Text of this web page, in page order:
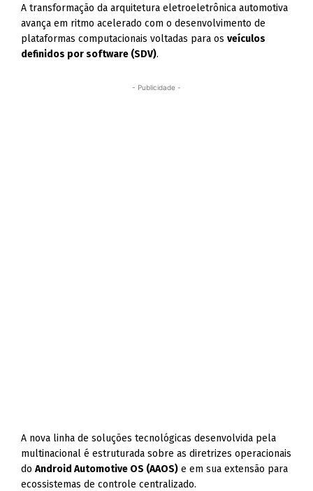
A transformação da arquitetura eletroeletrônica automotiva
avança em ritmo acelerado com o desenvolvimento de
plataformas computacionais voltadas para osveículos
definidos por software (SDV).
- Publicidade -
A nova linha de soluções tecnológicas desenvolvida pela
multinacional é estruturada sobre as diretrizes operacionais
doAndroid Automotive OS (AAOS) e em sua extensão para
ecossistemas de controle centralizado.